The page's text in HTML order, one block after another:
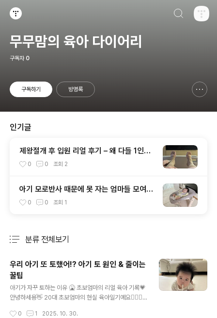
무무맘의 육아 다이어리
구독자 0
구독하기 방명록
인기글
제왕절개 후 입원 리얼 후기 – 왜 다들 1인실
고집하는지 알겠더라
0 0 조회 2
아기 모로반사 때문에 못 자는 엄마들 모여
요..! 스와들템 실착샷 공개★
0 0 조회 1
분류 전체보기
우리 아기 또 토했어!? 아기 토 원인 & 줄이는
꿀팁
아기가 자꾸 토하는 이유 🤮 초보엄마의 리얼 육아 기록💗
안녕하세용👋 20대 초보엄마의 현실 육아일기예요💁🏻‍♀️
0 1 2025. 10. 30.